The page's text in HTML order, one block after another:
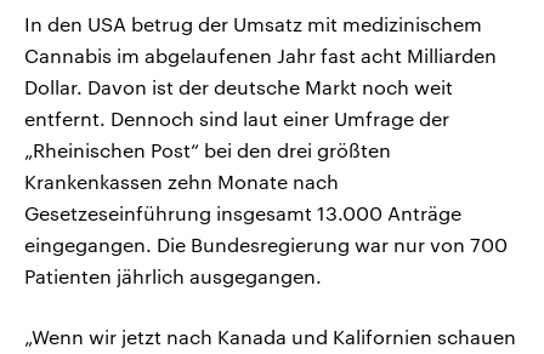
In den USA betrug der Umsatz mit medizinischem
Cannabis im abgelaufenen Jahr fast acht Milliarden
Dollar. Davon ist der deutsche Markt noch weit
entfernt. Dennoch sind laut einer Umfrage der
„Rheinischen Post“ bei den drei größten
Krankenkassen zehn Monate nach
Gesetzeseinführung insgesamt 13.000 Anträge
eingegangen. Die Bundesregierung war nur von 700
Patienten jährlich ausgegangen.
„Wenn wir jetzt nach Kanada und Kalifornien schauen